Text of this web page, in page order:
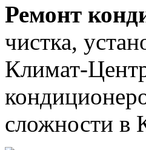
Ремонт
чистка,
Климат-
сложности в